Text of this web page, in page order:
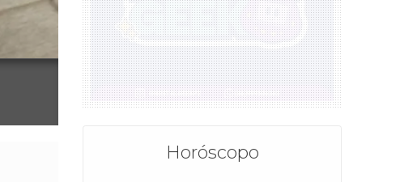
Horóscopo